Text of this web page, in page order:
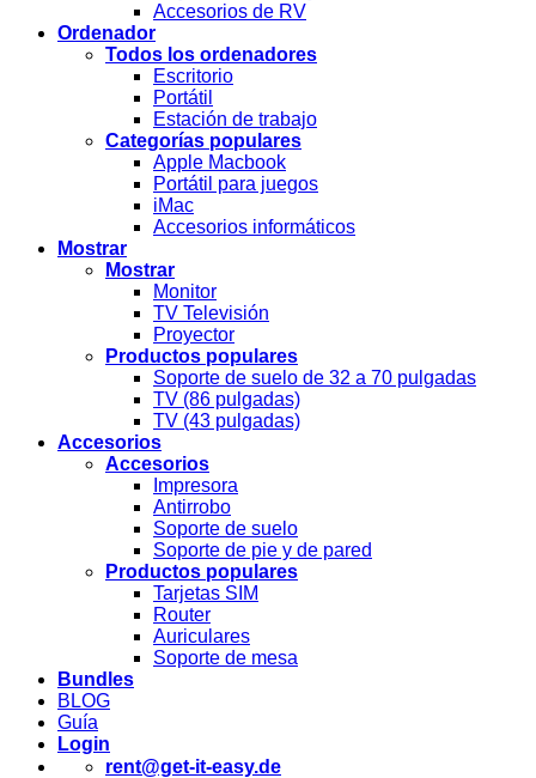
Accesorios de RV
Ordenador
Todos los ordenadores
Escritorio
Portátil
Estación de trabajo
Categorías populares
Apple Macbook
Portátil para juegos
iMac
Accesorios informáticos
Mostrar
Mostrar
Monitor
TV Televisión
Proyector
Productos populares
Soporte de suelo de 32 a 70 pulgadas
TV (86 pulgadas)
TV (43 pulgadas)
Accesorios
Accesorios
Impresora
Antirrobo
Soporte de suelo
Soporte de pie y de pared
Productos populares
Tarjetas SIM
Router
Auriculares
Soporte de mesa
Bundles
BLOG
Guía
Login
rent@get-it-easy.de